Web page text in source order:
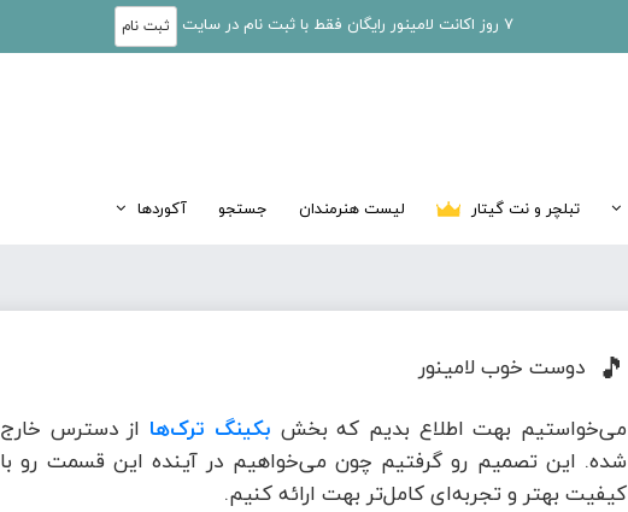
7 روز اکانت لامینور رایگان فقط با ثبت نام در سایت ثبت نام
تبلچر و نت گیتار لیست هنرمندان جستجو آکوردها
🎵 دوست خوب لامینور
می‌خواستیم بهت اطلاع بدیم که بخش بکینگ ترک‌ها از دسترس خارج
شده. این تصمیم رو گرفتیم چون می‌خواهیم در آینده این قسمت رو با
کیفیت بهتر و تجربه‌ای کامل‌تر بهت ارائه کنیم.